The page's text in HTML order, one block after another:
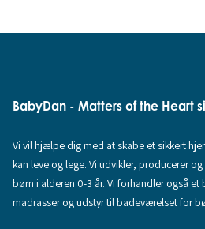
BabyDan - Matters of the Heart
Vi vil hjælpe dig med at skabe et sikkert
kan leve og lege. Vi udvikler, producerer
børn i alderen 0-3 år. Vi forhandler også
madrasser og udstyr til badeværelset for